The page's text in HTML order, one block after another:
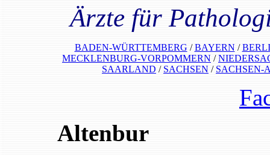
Ärzte für
BADEN-WÜRTTEMBERG /BAYERN /
MECKLENBURG-VORPOMMERN /
SAARLAND / SACHSEN / SACHSEN-
Altenbur